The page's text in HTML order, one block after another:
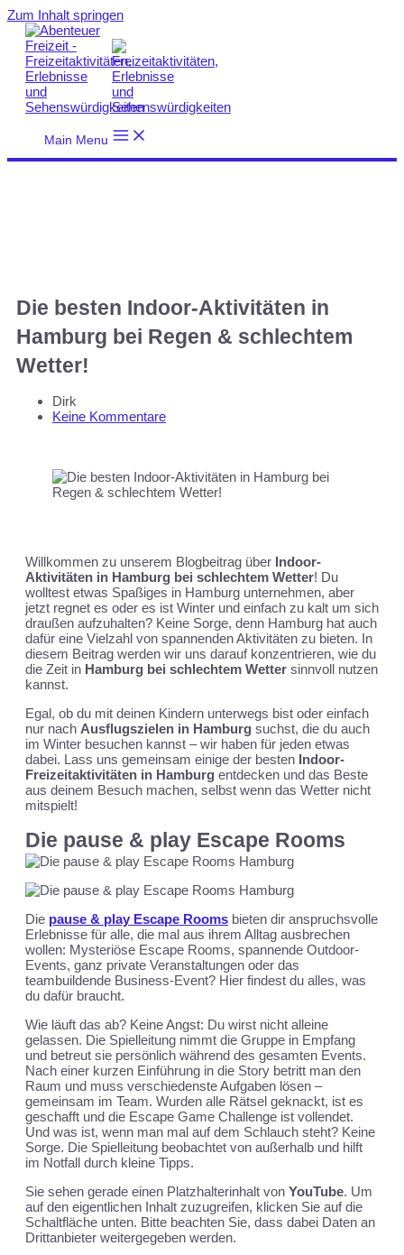
Zum Inhalt springen
Main Menu
Die besten Indoor-Aktivitäten in
Hamburg bei Regen & schlechtem
Wetter!
Dirk
Keine Kommentare
Willkommen zu unserem Blogbeitrag über Indoor-
Aktivitäten in Hamburg bei schlechtem Wetter! Du
wolltest etwas Spaßiges in Hamburg unternehmen, aber
jetzt regnet es oder es ist Winter und einfach zu kalt um sich
draußen aufzuhalten? Keine Sorge, denn Hamburg hat auch
dafür eine Vielzahl von spannenden Aktivitäten zu bieten. In
diesem Beitrag werden wir uns darauf konzentrieren, wie du
die Zeit in Hamburg bei schlechtem Wetter sinnvoll nutzen
kannst.
Egal, ob du mit deinen Kindern unterwegs bist oder einfach
nur nach Ausflugszielen in Hamburg suchst, die du auch
im Winter besuchen kannst – wir haben für jeden etwas
dabei. Lass uns gemeinsam einige der besten Indoor-
Freizeitaktivitäten in Hamburg entdecken und das Beste
aus deinem Besuch machen, selbst wenn das Wetter nicht
mitspielt!
Die pause & play Escape Rooms
Die pause & play Escape Rooms bieten dir anspruchsvolle
Erlebnisse für alle, die mal aus ihrem Alltag ausbrechen
wollen: Mysteriöse Escape Rooms, spannende Outdoor-
Events, ganz private Veranstaltungen oder das
teambuildende Business-Event? Hier findest du alles, was
du dafür braucht.
Wie läuft das ab? Keine Angst: Du wirst nicht alleine
gelassen. Die Spielleitung nimmt die Gruppe in Empfang
und betreut sie persönlich während des gesamten Events.
Nach einer kurzen Einführung in die Story betritt man den
Raum und muss verschiedenste Aufgaben lösen –
gemeinsam im Team. Wurden alle Rätsel geknackt, ist es
geschafft und die Escape Game Challenge ist vollendet.
Und was ist, wenn man mal auf dem Schlauch steht? Keine
Sorge. Die Spielleitung beobachtet von außerhalb und hilft
im Notfall durch kleine Tipps.
Sie sehen gerade einen Platzhalterinhalt von YouTube. Um
auf den eigentlichen Inhalt zuzugreifen, klicken Sie auf die
Schaltfläche unten. Bitte beachten Sie, dass dabei Daten an
Drittanbieter weitergegeben werden.